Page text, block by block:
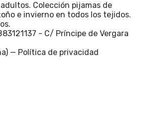
Colección pijamas de
e invierno en todos los tejidos.
- C/ Príncipe de Vergara
— Política de privacidad